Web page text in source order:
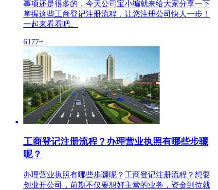
事项还是很多的，今天公司宝小编就来给大家分享一下
掌握这些工商登记注册流程，让您注册公司快人一步！
一起来看看吧。
6177+
工商登记注册流程？办理营业执照有哪些步骤
呢？
办理营业执照有哪些步骤呢？工商登记注册流程？想要
创业开公司，前期不仅要想好主营的业务，资金到位就